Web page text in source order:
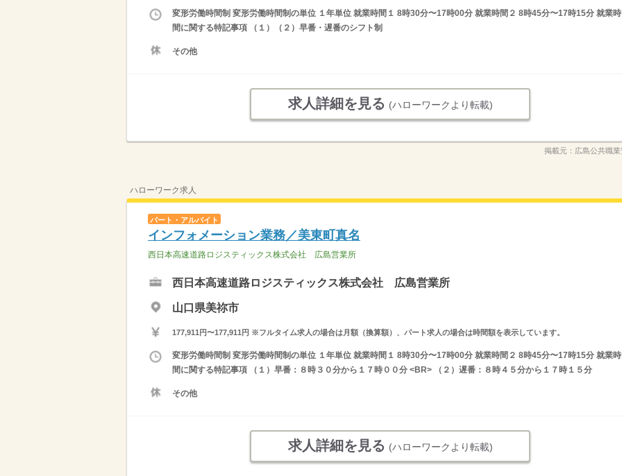
変形労働時間制 変形労働時間制の単位 １年単位 就業時間１ 8時30分〜17時00分 就業時間２ 8時45分〜17時15分 就業時
間に関する特記事項 （１）（２）早番・遅番のシフト制
その他
求人詳細を見る (ハローワークより転載)
掲載元： 広島公共職
ハローワーク求人
パート・アルバイト
インフォメーション業務／美東町真名
西日本高速道路ロジスティックス株式会社 広島営業所
西日本高速道路ロジスティックス株式会社 広島営業所
山口県美祢市
177,911円〜177,911円 ※フルタイム求人の場合は月額（換算額）、パート求人の場合は時間額を表示しています。
変形労働時間制 変形労働時間制の単位 １年単位 就業時間１ 8時30分〜17時00分 就業時間２ 8時45分〜17時15分 就業時
間に関する特記事項 （１）早番：８時３０分から１７時００分 <BR> （２）遅番：８時４５分から１７時１５分
その他
求人詳細を見る (ハローワークより転載)